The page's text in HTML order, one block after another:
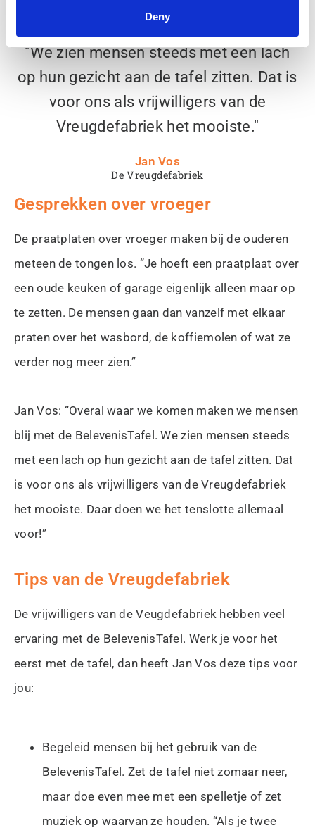
Deny
"We zien mensen steeds met een lach
op hun gezicht aan de tafel zitten. Dat is
voor ons als vrijwilligers van de
Vreugdefabriek het mooiste."
Jan Vos
De Vreugdefabriek
Gesprekken over vroeger
De praatplaten over vroeger maken bij de ouderen
meteen de tongen los. “Je hoeft een praatplaat over
een oude keuken of garage eigenlijk alleen maar op
te zetten. De mensen gaan dan vanzelf met elkaar
praten over het wasbord, de koffiemolen of wat ze
verder nog meer zien.”
Jan Vos: “Overal waar we komen maken we mensen
blij met de BelevenisTafel. We zien mensen steeds
met een lach op hun gezicht aan de tafel zitten. Dat
is voor ons als vrijwilligers van de Vreugdefabriek
het mooiste. Daar doen we het tenslotte allemaal
voor!”
Tips van de Vreugdefabriek
De vrijwilligers van de Veugdefabriek hebben veel
ervaring met de BelevenisTafel. Werk je voor het
eerst met de tafel, dan heeft Jan Vos deze tips voor
jou:
Begeleid mensen bij het gebruik van de
BelevenisTafel. Zet de tafel niet zomaar neer,
maar doe even mee met een spelletje of zet
muziek op waarvan ze houden. “Als je twee